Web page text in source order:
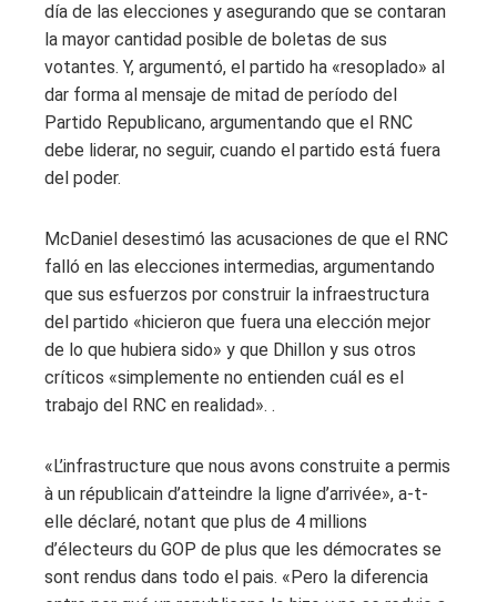
día de las elecciones y asegurando que se contaran
la mayor cantidad posible de boletas de sus
votantes. Y, argumentó, el partido ha «resoplado» al
dar forma al mensaje de mitad de período del
Partido Republicano, argumentando que el RNC
debe liderar, no seguir, cuando el partido está fuera
del poder.
McDaniel desestimó las acusaciones de que el RNC
falló en las elecciones intermedias, argumentando
que sus esfuerzos por construir la infraestructura
del partido «hicieron que fuera una elección mejor
de lo que hubiera sido» y que Dhillon y sus otros
críticos «simplemente no entienden cuál es el
trabajo del RNC en realidad». .
«L’infrastructure que nous avons construite a permis
à un républicain d’atteindre la ligne d’arrivée», a-t-
elle déclaré, notant que plus de 4 millions
d’électeurs du GOP de plus que les démocrates se
sont rendus dans todo el pais. «Pero la diferencia